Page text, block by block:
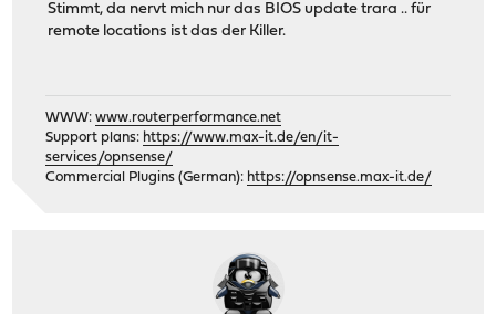
Stimmt, da nervt mich nur das BIOS update trara .. für
remote locations ist das der Killer.
WWW:www.routerperformance.net
Support plans: https://www.max-it.de/en/it-
services/opnsense/
Commercial Plugins (German): https://opnsense.max-it.de/